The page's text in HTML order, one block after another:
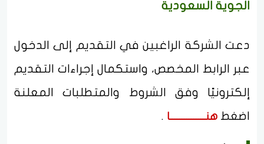
الجوية السعودية
دعت الشركة الراغبين في التقديم إلى الدخول
عبر الرابط المخصص، واستكمال إجراءات التقديم
إلكترونيًا وفق الشروط والمتطلبات المعلنة
اضغط هنـــــــــــــــا .